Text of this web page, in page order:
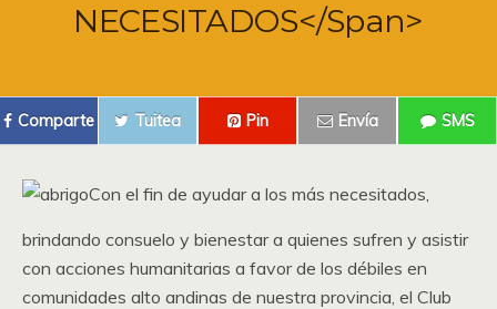
NECESITADOS</span>
Comparte Tuitea Pin Envía SMS
Con el fin de ayudar a los más necesitados,
brindando consuelo y bienestar a quienes sufren y asistir
con acciones humanitarias a favor de los débiles en
comunidades alto andinas de nuestra provincia, el Club